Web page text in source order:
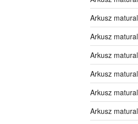
Arkusz
Arkusz
Arkusz
Arkusz
Arkusz
Arkusz